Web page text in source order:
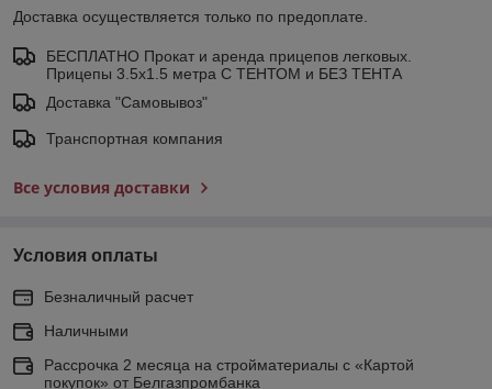
Доставка осуществляется только по предоплате.
БЕСПЛАТНО Прокат и аренда прицепов легковых.
Прицепы 3.5х1.5 метра С ТЕНТОМ и БЕЗ ТЕНТА
Доставка "Самовывоз"
Транспортная компания
Все условия доставки
Условия оплаты
Безналичный расчет
Наличными
Рассрочка 2 месяца на стройматериалы с «Картой
покупок» от Белгазпромбанка